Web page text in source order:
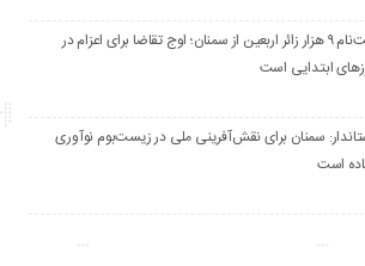
ثبت‌نام ۹ هزار زائر اربعین از سمنان؛ اوج تقاضا برای اعزام در
ابتدایی است
سمنان برای نقش‌آفرینی ملی در زیست‌بوم نوآوری
است